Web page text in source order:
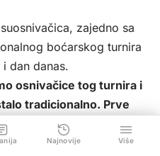
zajedno sa
boćarskog turnira
dan danas.
osnivačice tog turnira i
tradicionalno. Prve
bilo je to na Dan Oluje,
za taj dan, prije 15
Najnovije Više